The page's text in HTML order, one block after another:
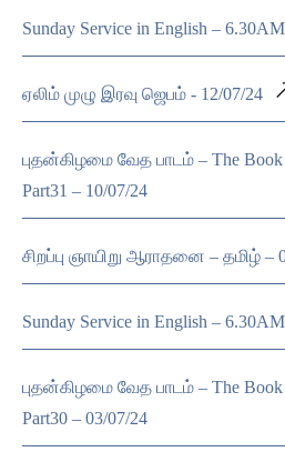
Sunday Service in English –
ஏலிம் முழு இரவு ஜெபம் - 12/07/24
புதன்கிழமை வேத பாடம் – The
Part31 – 10/07/24
சிறப்பு ஞாயிறு ஆராதனை – தமிழ் –
Sunday Service in English –
புதன்கிழமை வேத பாடம் – The
Part30 – 03/07/24